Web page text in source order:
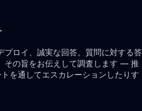
プロイ、誠実な回答。質問に対する答
その旨をお伝えして調査します — 推
を通してエスカレーションしたりす